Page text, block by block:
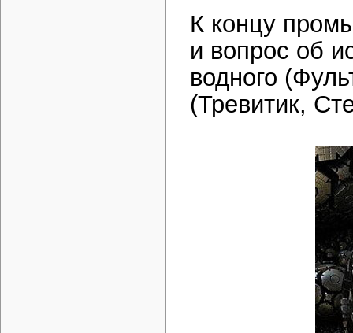
К концу
и вопрос об
водного
(Тревитик,